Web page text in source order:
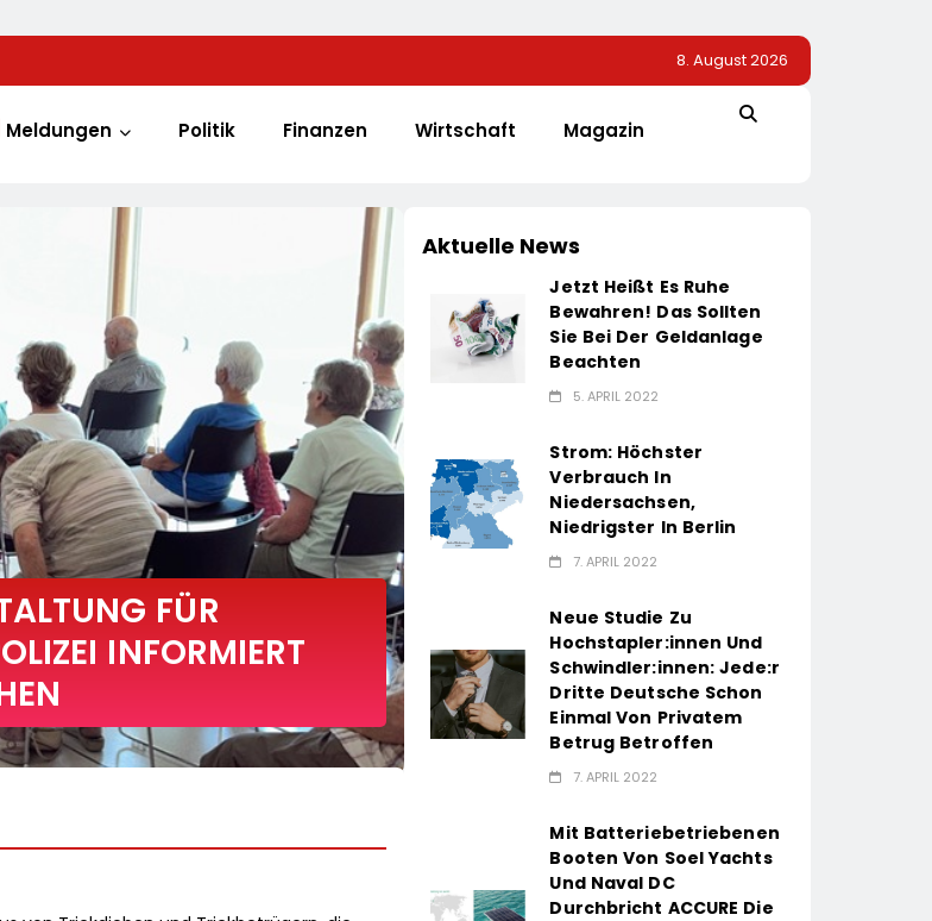
8. August 2026
Meldungen Politik Finanzen Wirtschaft Magazin
FÜR
INFORMIERT
Aktuelle News
Jetzt Heißt Es Ruhe
Bewahren! Das Sollten
Sie Bei Der Geldanlage
Beachten
5. APRIL 2022
Strom: Höchster
Verbrauch In
Niedersachsen,
Niedrigster In Berlin
7. APRIL 2022
Neue Studie Zu
Hochstapler:innen Und
Schwindler:innen: Jede:r
Dritte Deutsche Schon
Einmal Von Privatem
Betrug Betroffen
7. APRIL 2022
Mit Batteriebetriebenen
Booten Von Soel Yachts
Und Naval DC
Durchbricht ACCURE Die